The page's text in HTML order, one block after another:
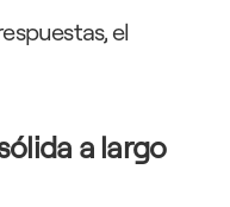
el
a largo